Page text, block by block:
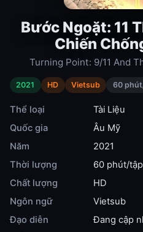
Bước Ngoặt: 11
Chiến
Turning Point: 9/11 And
2021 HD Vietsub 60
Thể loại
Tài Liệu
Quốc gia
Âu Mỹ
Năm
2021
Thời lượng
60 phút/tập
Chất lượng
HD
Ngôn ngữ
Vietsub
Đạo diễn
Đang cập